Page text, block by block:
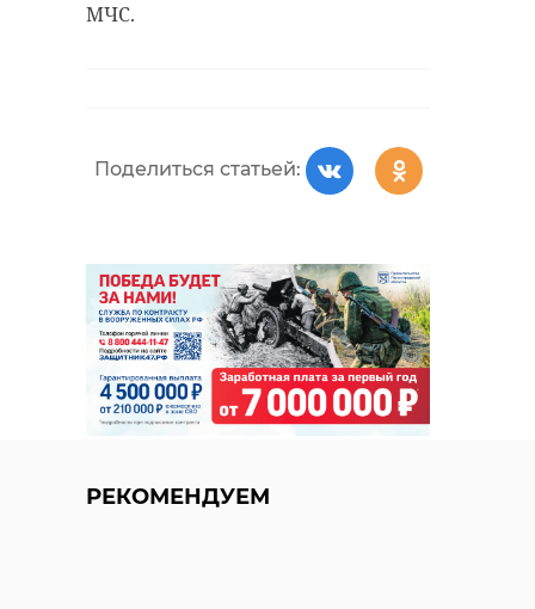
МЧС.
Поделиться статьей:
РЕКОМЕНДУЕМ
Хирург из
Петербурга
восстанавливает
В
дворце
завершили